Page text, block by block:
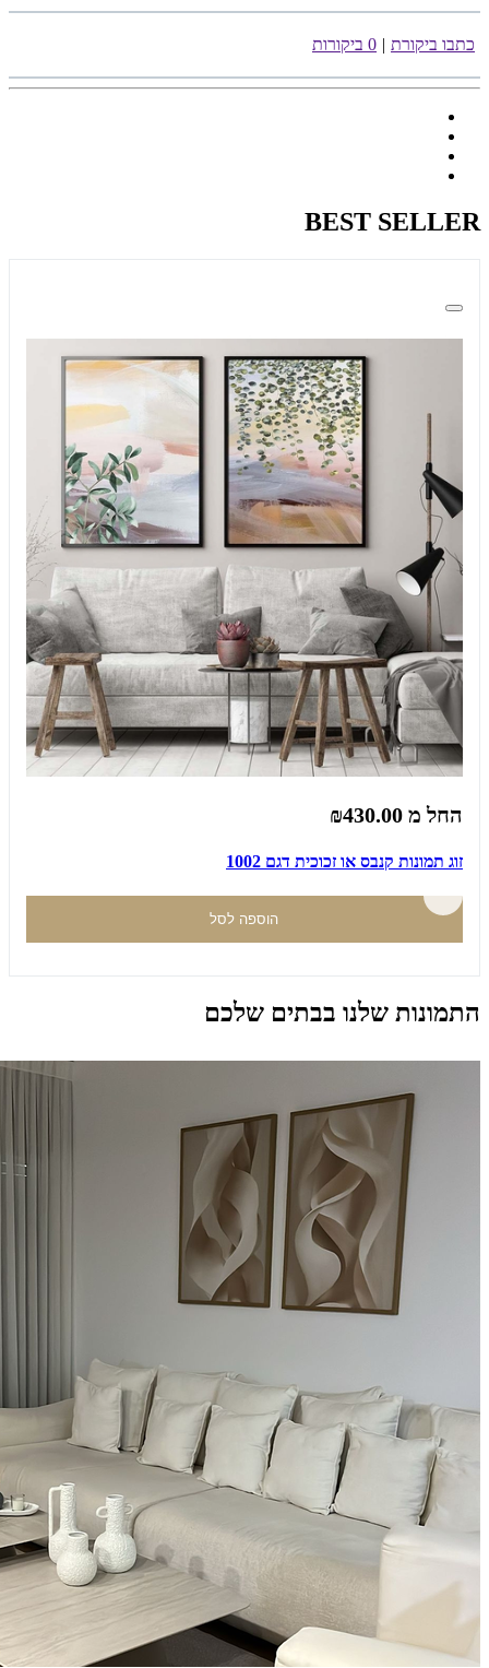
כתבו ביקורת | 0 ביקורות
BEST SELLER
החל מ ₪430.00
זוג תמונות קנבס או זכוכית דגם 1002
הוספה לסל
התמונות שלנו בבתים שלכם